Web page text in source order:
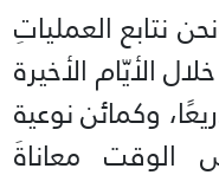
نتابع العملياتِ
الأيّام الأخيرة
وكمائن نوعية
الوقت معاناةَ